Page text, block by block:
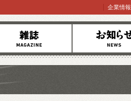
お知らせ
企業情報